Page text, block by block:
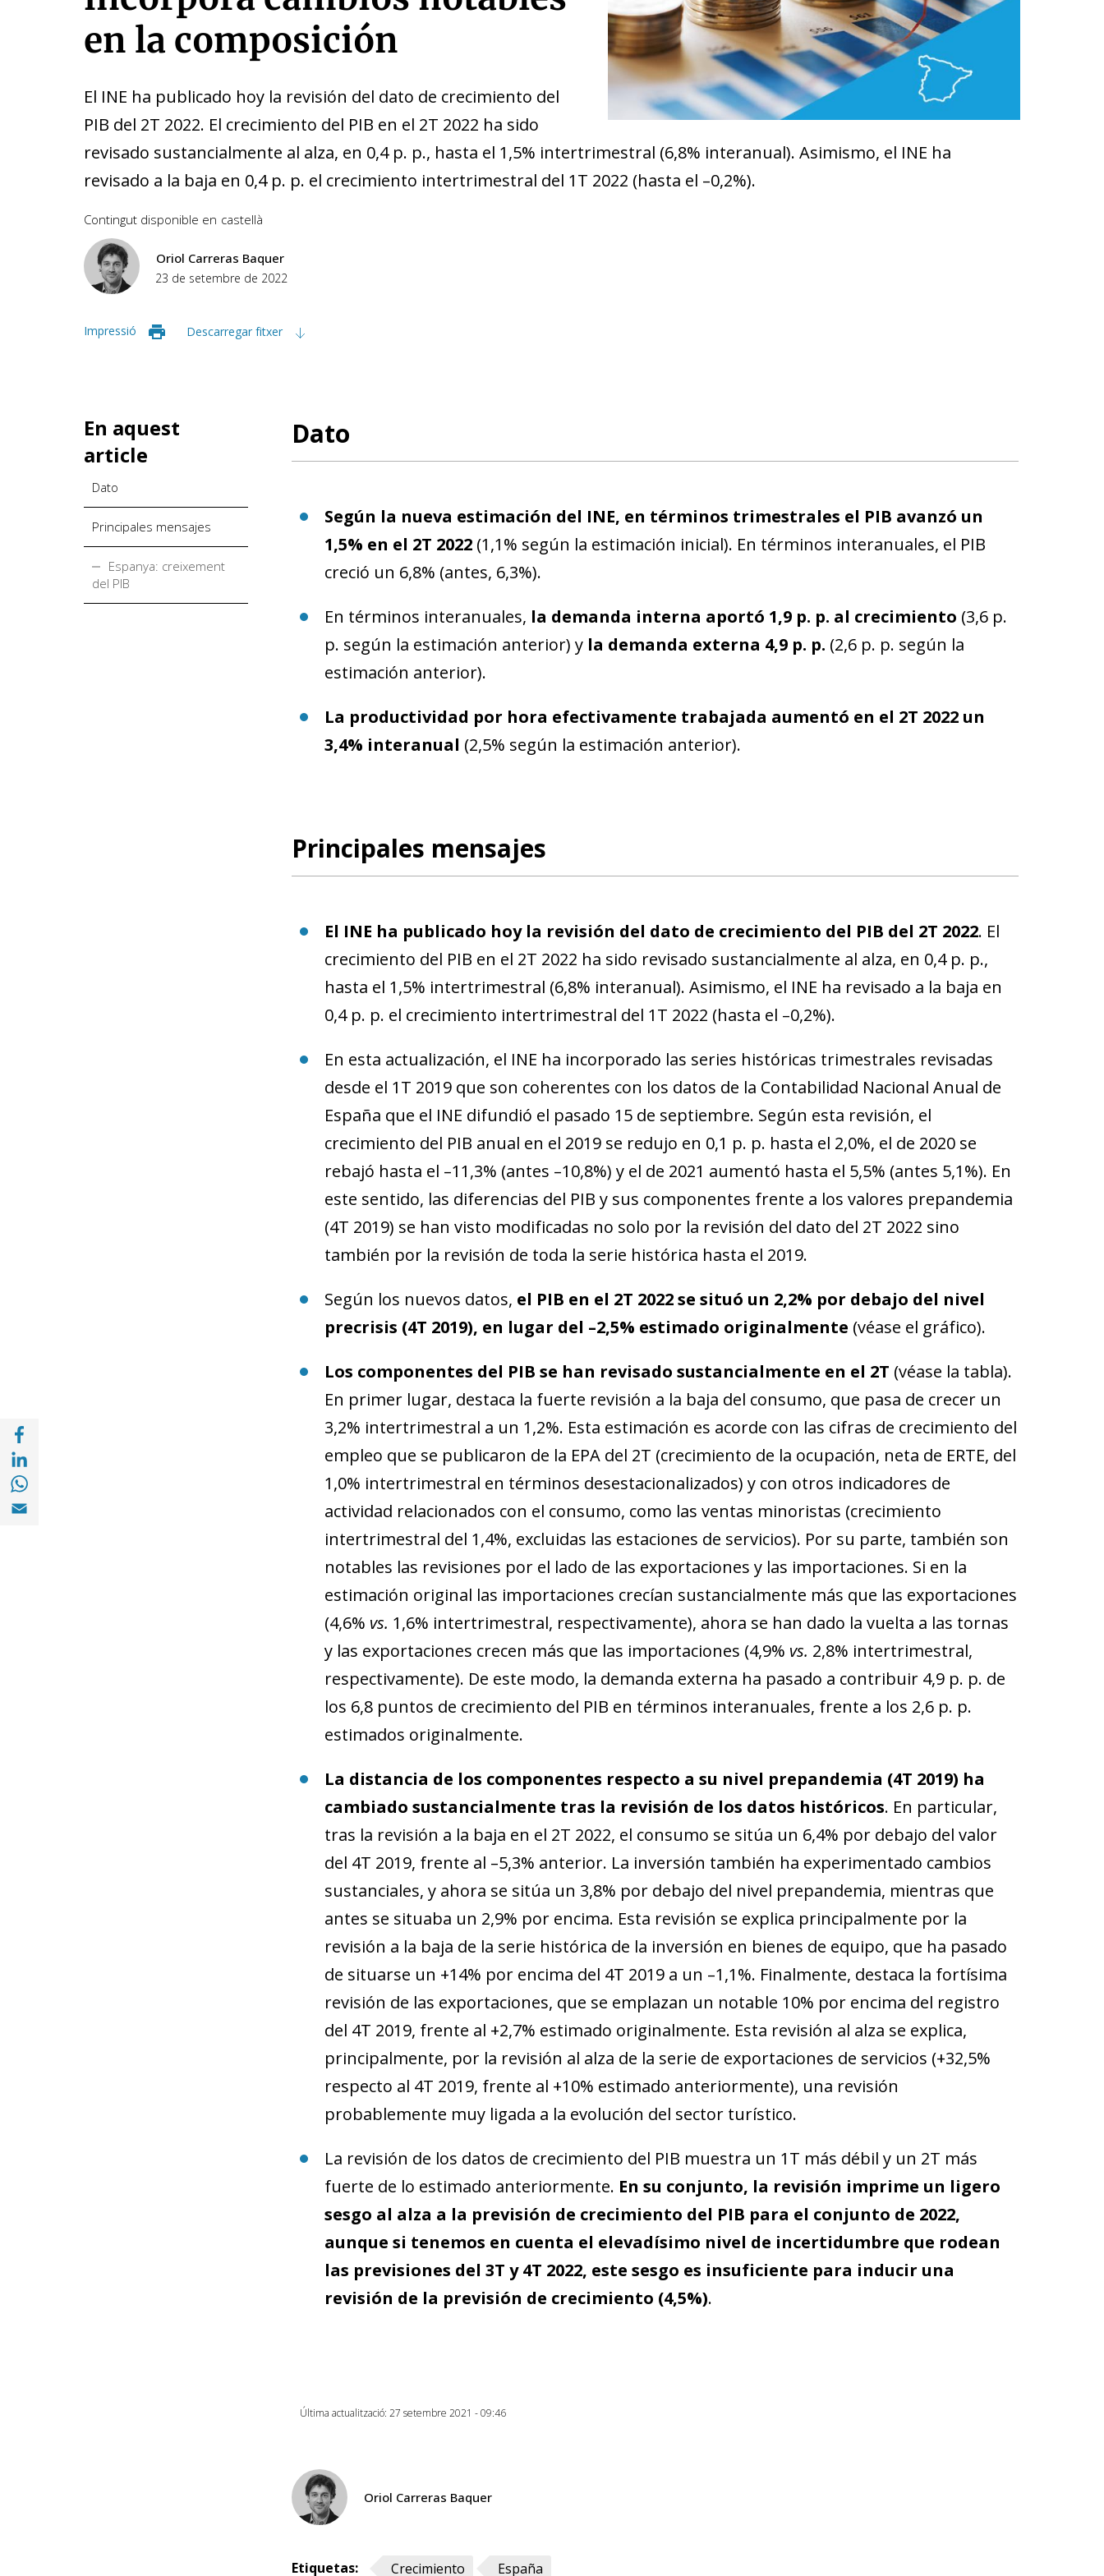
en la composición
El INE ha publicado hoy la revisión del dato de crecimiento del
PIB del 2T 2022. El crecimiento del PIB en el 2T 2022 ha sido
revisado sustancialmente al alza, en 0,4 p. p., hasta el 1,5% intertrimestral (6,8% interanual). Asimismo, el INE ha
revisado a la baja en 0,4 p. p. el crecimiento intertrimestral del 1T 2022 (hasta el –0,2%).
Contingut disponible en castellà
Oriol Carreras Baquer
23 de setembre de 2022
Impressió Descarregar fitxer
Compartir a Facebook (opens in a new window)
Compartir a with Linkedin (opens in a new window)
Compartir a with Whatsapp (opens in a new window)
Compartir a Email (opens in a new window)
En aquest
article
Dato
Principales mensajes
Espanya: creixement
del PIB
Dato
Según la nueva estimación del INE, en términos trimestrales el PIB avanzó un
1,5% en el 2T 2022 (1,1% según la estimación inicial). En términos interanuales, el PIB
creció un 6,8% (antes, 6,3%).
En términos interanuales, la demanda interna aportó 1,9 p. p. al crecimiento (3,6 p.
p. según la estimación anterior) y la demanda externa 4,9 p. p. (2,6 p. p. según la
estimación anterior).
La productividad por hora efectivamente trabajada aumentó en el 2T 2022 un
3,4% interanual (2,5% según la estimación anterior).
Principales mensajes
El INE ha publicado hoy la revisión del dato de crecimiento del PIB del 2T 2022. El
crecimiento del PIB en el 2T 2022 ha sido revisado sustancialmente al alza, en 0,4 p. p.,
hasta el 1,5% intertrimestral (6,8% interanual). Asimismo, el INE ha revisado a la baja en
0,4 p. p. el crecimiento intertrimestral del 1T 2022 (hasta el –0,2%).
En esta actualización, el INE ha incorporado las series históricas trimestrales revisadas
desde el 1T 2019 que son coherentes con los datos de la Contabilidad Nacional Anual de
España que el INE difundió el pasado 15 de septiembre. Según esta revisión, el
crecimiento del PIB anual en el 2019 se redujo en 0,1 p. p. hasta el 2,0%, el de 2020 se
rebajó hasta el –11,3% (antes –10,8%) y el de 2021 aumentó hasta el 5,5% (antes 5,1%). En
este sentido, las diferencias del PIB y sus componentes frente a los valores prepandemia
(4T 2019) se han visto modificadas no solo por la revisión del dato del 2T 2022 sino
también por la revisión de toda la serie histórica hasta el 2019.
Según los nuevos datos, el PIB en el 2T 2022 se situó un 2,2% por debajo del nivel
precrisis (4T 2019), en lugar del –2,5% estimado originalmente (véase el gráfico).
Los componentes del PIB se han revisado sustancialmente en el 2T (véase la tabla).
En primer lugar, destaca la fuerte revisión a la baja del consumo, que pasa de crecer un
3,2% intertrimestral a un 1,2%. Esta estimación es acorde con las cifras de crecimiento del
empleo que se publicaron de la EPA del 2T (crecimiento de la ocupación, neta de ERTE, del
1,0% intertrimestral en términos desestacionalizados) y con otros indicadores de
actividad relacionados con el consumo, como las ventas minoristas (crecimiento
intertrimestral del 1,4%, excluidas las estaciones de servicios). Por su parte, también son
notables las revisiones por el lado de las exportaciones y las importaciones. Si en la
estimación original las importaciones crecían sustancialmente más que las exportaciones
(4,6% vs. 1,6% intertrimestral, respectivamente), ahora se han dado la vuelta a las tornas
y las exportaciones crecen más que las importaciones (4,9% vs. 2,8% intertrimestral,
respectivamente). De este modo, la demanda externa ha pasado a contribuir 4,9 p. p. de
los 6,8 puntos de crecimiento del PIB en términos interanuales, frente a los 2,6 p. p.
estimados originalmente.
La distancia de los componentes respecto a su nivel prepandemia (4T 2019) ha
cambiado sustancialmente tras la revisión de los datos históricos. En particular,
tras la revisión a la baja en el 2T 2022, el consumo se sitúa un 6,4% por debajo del valor
del 4T 2019, frente al –5,3% anterior. La inversión también ha experimentado cambios
sustanciales, y ahora se sitúa un 3,8% por debajo del nivel prepandemia, mientras que
antes se situaba un 2,9% por encima. Esta revisión se explica principalmente por la
revisión a la baja de la serie histórica de la inversión en bienes de equipo, que ha pasado
de situarse un +14% por encima del 4T 2019 a un –1,1%. Finalmente, destaca la fortísima
revisión de las exportaciones, que se emplazan un notable 10% por encima del registro
del 4T 2019, frente al +2,7% estimado originalmente. Esta revisión al alza se explica,
principalmente, por la revisión al alza de la serie de exportaciones de servicios (+32,5%
respecto al 4T 2019, frente al +10% estimado anteriormente), una revisión
probablemente muy ligada a la evolución del sector turístico.
La revisión de los datos de crecimiento del PIB muestra un 1T más débil y un 2T más
fuerte de lo estimado anteriormente. En su conjunto, la revisión imprime un ligero
sesgo al alza a la previsión de crecimiento del PIB para el conjunto de 2022,
aunque si tenemos en cuenta el elevadísimo nivel de incertidumbre que rodean
las previsiones del 3T y 4T 2022, este sesgo es insuficiente para inducir una
revisión de la previsión de crecimiento (4,5%).
Última actualització: 27 setembre 2021 - 09:46
Oriol Carreras Baquer
Etiquetas: Crecimiento España